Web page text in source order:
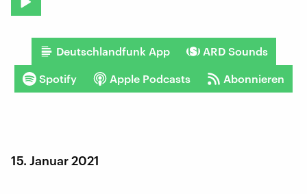
Deutschlandfunk App ARD Sounds
Spotify Apple Podcasts Abonnieren
15. Januar 2021